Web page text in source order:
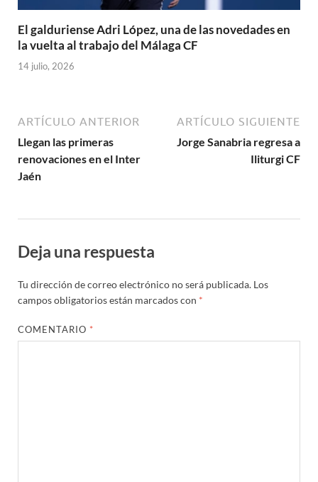
El galduriense Adri López, una de las novedades en
la vuelta al trabajo del Málaga CF
14 julio, 2026
ARTÍCULO ANTERIOR
Llegan las primeras
renovaciones en el Inter
Jaén
ARTÍCULO SIGUIENTE
Jorge Sanabria regresa a
Iliturgi CF
Deja una respuesta
Tu dirección de correo electrónico no será publicada. Los
campos obligatorios están marcados con *
COMENTARIO *